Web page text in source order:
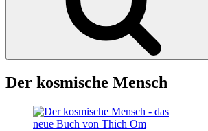
Der kosmische Mensch